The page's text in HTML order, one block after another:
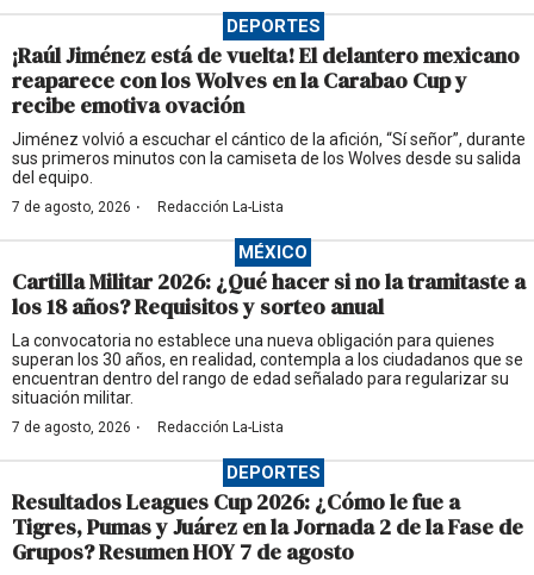
DEPORTES
¡Raúl Jiménez está de vuelta! El delantero mexicano
reaparece con los Wolves en la Carabao Cup y
recibe emotiva ovación
Jiménez volvió a escuchar el cántico de la afición, “Sí señor”, durante
sus primeros minutos con la camiseta de los Wolves desde su salida
del equipo.
7 de agosto, 2026 · Redacción La-Lista
MÉXICO
Cartilla Militar 2026: ¿Qué hacer si no la tramitaste a
los 18 años? Requisitos y sorteo anual
La convocatoria no establece una nueva obligación para quienes
superan los 30 años, en realidad, contempla a los ciudadanos que se
encuentran dentro del rango de edad señalado para regularizar su
situación militar.
7 de agosto, 2026 · Redacción La-Lista
DEPORTES
Resultados Leagues Cup 2026: ¿Cómo le fue a
Tigres, Pumas y Juárez en la Jornada 2 de la Fase de
Grupos? Resumen HOY 7 de agosto